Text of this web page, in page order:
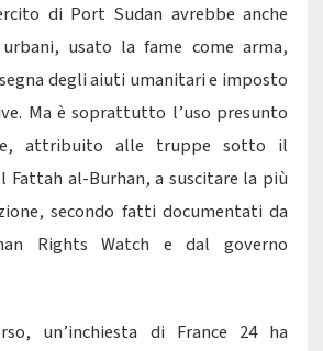
di Port Sudan avrebbe anche
usato la fame come arma,
degli aiuti umanitari e imposto
Ma è soprattutto l’uso presunto
attribuito alle truppe sotto il
Fattah al-Burhan, a suscitare la più
secondo fatti documentati da
Rights Watch e dal governo
un’inchiesta di France 24 ha